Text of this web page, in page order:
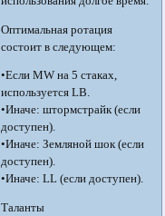
Оптимальная ротация
состоит в следующем:
•Если MW на 5 стаках,
используется LB.
•Иначе: штормстрайк (если
доступен).
•Иначе: Земляной шок (если
доступен).
•Иначе: LL (если доступен).
Таланты